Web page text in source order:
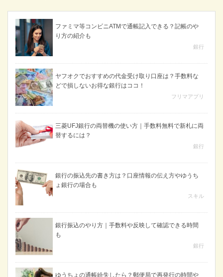
ファミマ等コンビニATMで通帳記入できる？記帳のや
り方の紹介も
銀行
ヤフオクでおすすめの代金受け取り口座は？手数料な
どで損しないお得な銀行はココ！
フリマアプリ
三菱UFJ銀行の両替機の使い方｜手数料無料で新札に両
替するには？
銀行
銀行の振込先の書き方は？口座情報の伝え方やゆうち
ょ銀行の場合も
スキル
銀行振込のやり方｜手数料や反映して確認できる時間
も
銀行
ゆうちょの通帳紛失したら？郵便局で再発行の時間や